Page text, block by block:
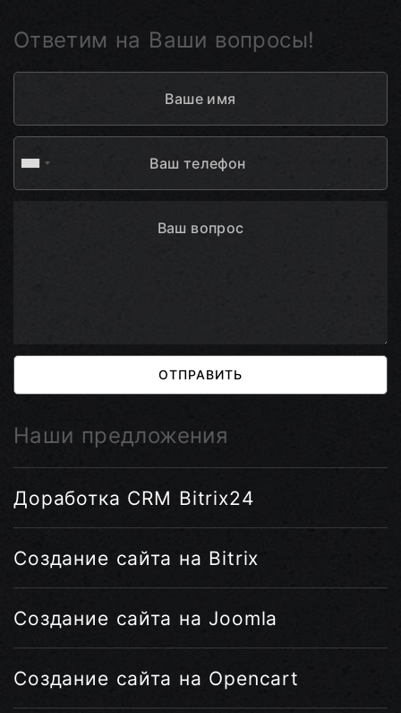
Ответим на Ваши вопросы!
ОТПРАВИТЬ
Наши предложения
Доработка CRM Bitrix24
Создание сайта на Bitrix
Создание сайта на Joomla
Создание сайта на Opencart